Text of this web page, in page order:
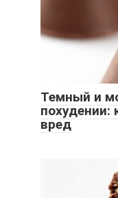
Темный и
похудении:
вред